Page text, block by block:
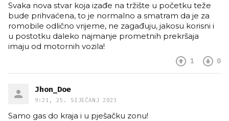
Svaka nova stvar koja izađe na tržište u početku teže
bude prihvaćena, to je normalno a smatram da je za
romobile odlično vrijeme, ne zagađuju, jakosu korisni i
u postotku daleko najmanje prometnih prekršaja
imaju od motornih vozila!
1 0
Jhon_Doe
9:21, 25. SIJEČANJ 2023
Samo gas do kraja i u pješačku zonu!